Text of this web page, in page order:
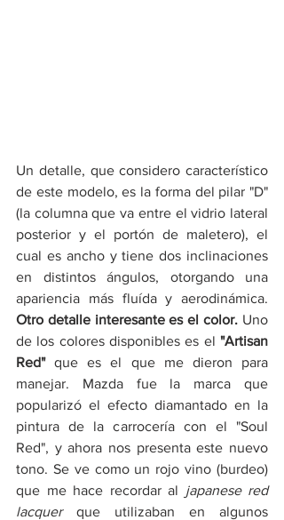
Un detalle, que considero característico
de este modelo, es la forma del pilar "D"
(la columna que va entre el vidrio lateral
posterior y el portón de maletero), el
cual es ancho y tiene dos inclinaciones
en distintos ángulos, otorgando una
Otro detalle interesante es el color. Uno
de los colores disponibles es el "Artisan
Red" que es el que me dieron para
manejar. Mazda fue la marca que
popularizó el efecto diamantado en la
pintura de la carrocería con el "Soul
Red", y ahora nos presenta este nuevo
tono. Se ve como un rojo vino (burdeo)
que me hace recordar al japanese red
lacquer que utilizaban en algunos